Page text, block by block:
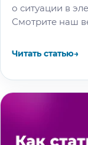
о ситуации в
Смотрите наш
этой статье:
Читать статью→